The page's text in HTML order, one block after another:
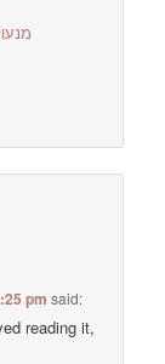
pm said:
reading it,